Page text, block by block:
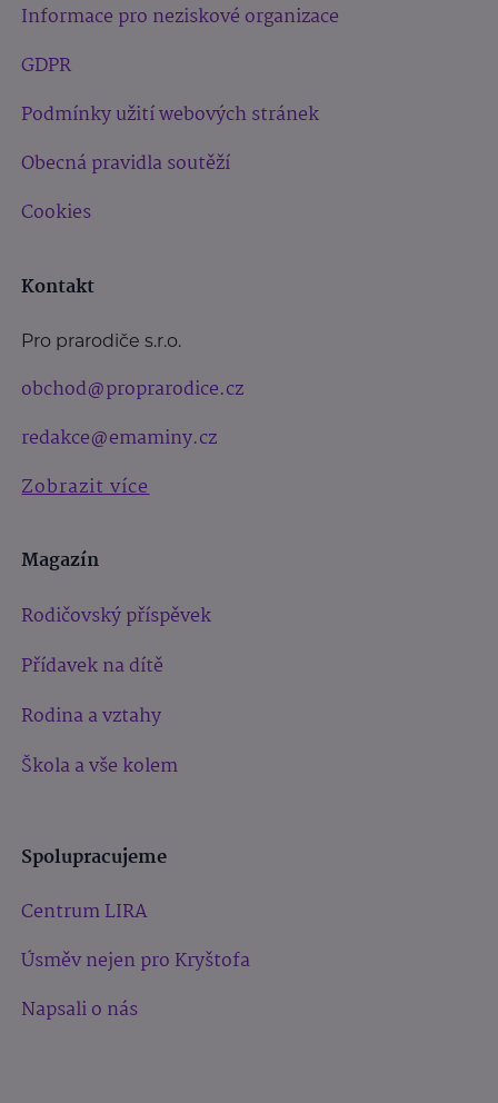
Informace pro neziskové organizace
GDPR
Podmínky užití webových stránek
Obecná pravidla soutěží
Cookies
Kontakt
Pro prarodiče s.r.o.
obchod@proprarodice.cz
redakce@emaminy.cz
Zobrazit více
Magazín
Rodičovský příspěvek
Přídavek na dítě
Rodina a vztahy
Škola a vše kolem
Spolupracujeme
Centrum LIRA
Úsměv nejen pro Kryštofa
Napsali o nás